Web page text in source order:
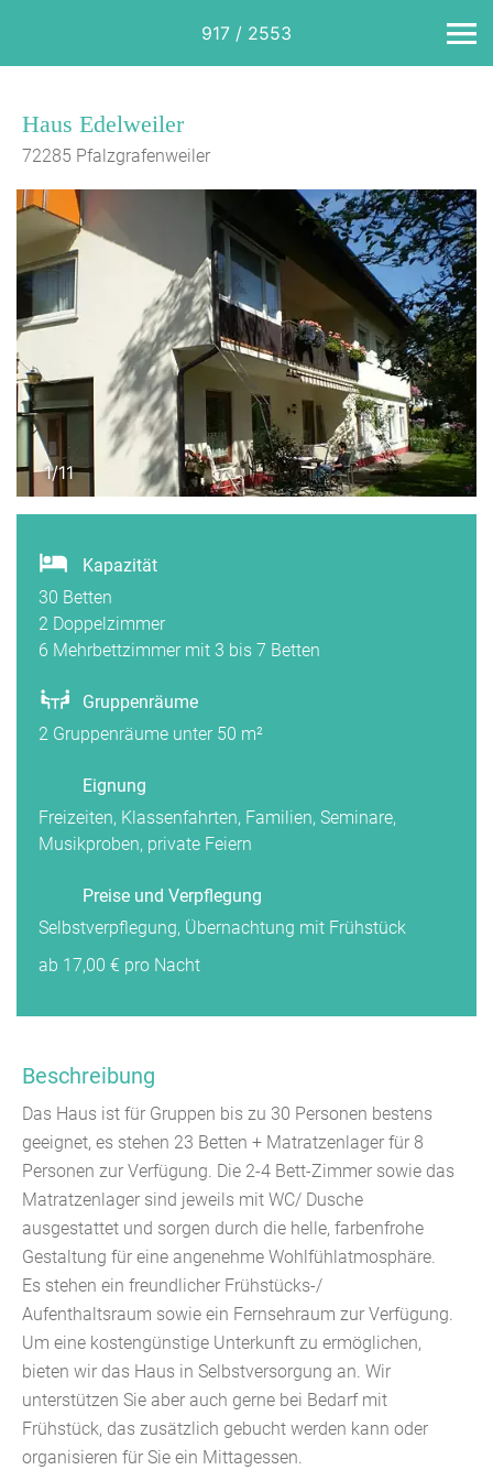
917 / 2553
Haus Edelweiler
72285 Pfalzgrafenweiler
1/11
Kapazität
30 Betten
2 Doppelzimmer
6 Mehrbettzimmer mit 3 bis 7 Betten
Gruppenräume
2 Gruppenräume unter 50 m²
Eignung
Freizeiten, Klassenfahrten, Familien, Seminare,
Musikproben, private Feiern
Preise und Verpflegung
Selbstverpflegung, Übernachtung mit Frühstück
ab 17,00 € pro Nacht
Beschreibung
Das Haus ist für Gruppen bis zu 30 Personen bestens
geeignet, es stehen 23 Betten + Matratzenlager für 8
Personen zur Verfügung. Die 2-4 Bett-Zimmer sowie das
Matratzenlager sind jeweils mit WC/ Dusche
ausgestattet und sorgen durch die helle, farbenfrohe
Gestaltung für eine angenehme Wohlfühlatmosphäre.
Es stehen ein freundlicher Frühstücks-/
Aufenthaltsraum sowie ein Fernsehraum zur Verfügung.
Um eine kostengünstige Unterkunft zu ermöglichen,
bieten wir das Haus in Selbstversorgung an. Wir
unterstützen Sie aber auch gerne bei Bedarf mit
Frühstück, das zusätzlich gebucht werden kann oder
organisieren für Sie ein Mittagessen.